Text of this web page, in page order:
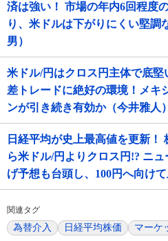
済は強い！ 市場の年内6回程度
り、米ドルは下がりにくい堅調
男）
米ドル/円はクロス円主体で底堅
差トレードに絶好の環境！メキ
ンが引き続き有効か（今井雅人）
日経平均が史上最高値を更新！
ら米ドル/円よりクロス円!? ニ
げ予想も台頭し、100円へ向け
関連タグ
為替介入 日経平均株価 マーケ